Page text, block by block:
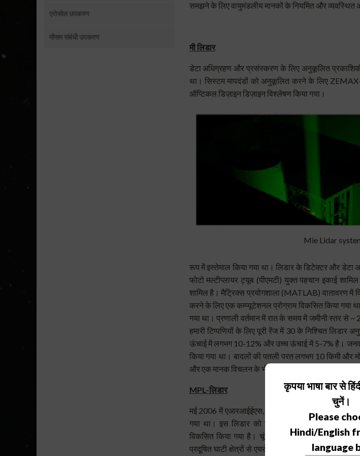
समझने के लिए वायुमंडलीय मानकों के नियमित और व्यवस्थित
मी लिडार
डेटा अधिग्रहण और प्रसंस्करण के लिए अनुकूलित
था। सिस्टम मापदंडों को अनुकूलित करने के लिए
ऑप्टिकल डिज़ाइन डिज़ाइन विश्लेषण किया गया।
Mie Lidar system at
रूप में इस्तेमाल किया गया था। लिडार के डिटेक्टर और डेटा
फोटो मल्टीप्लायर ट्यूब (पीएमटी) युक्त पहचान इकाई
शामिल है। मैट्रिक्स प्रयोगशाला (MATLAB) वातावरण में
करने के लिए एक कम्प्यूटेशनल प्रोग्राम विकसित किया
गया था। प्रणाली वर्तमान में रात के समय में जमीनी स्तर से
हमारी टिप्पणियों के लिए पूरी रेंज में 30 के निश्चित लिडार
ऊंचाई में लगभग 10-12% और उच्च ऊंचाई में 5-7% है।
किया गया था। बादलों की पतली परत लगभग 10 किमी और
और एक मानक विचलन के भीतर सहमत हैं।
MPL-लिडार
मई 2006 में एआरआईईएस, मनोरा पीक, नैनीताल में एक
गया था। इस लिडार को राष्ट्रीय वायुमंडलीय अनुसंधान
विकसित किया गया है। चूंकि, मनोरा पीक भौगोलिक
प्रदूषित घाटी क्षेत्रों से एयरोसोल परिवहन के कारण
एरोसोल उपकरण
मौसम संबंधी उपकरण
कृपया भाषा बार से
चुनें।
Please
Hindi/English
language